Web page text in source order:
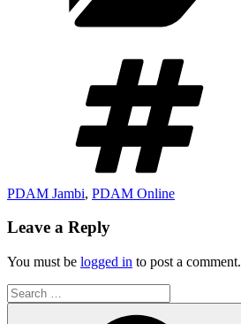
PDAM Jambi, PDAM Online
Leave a Reply
You must be logged in to post a comment.
Search
for: